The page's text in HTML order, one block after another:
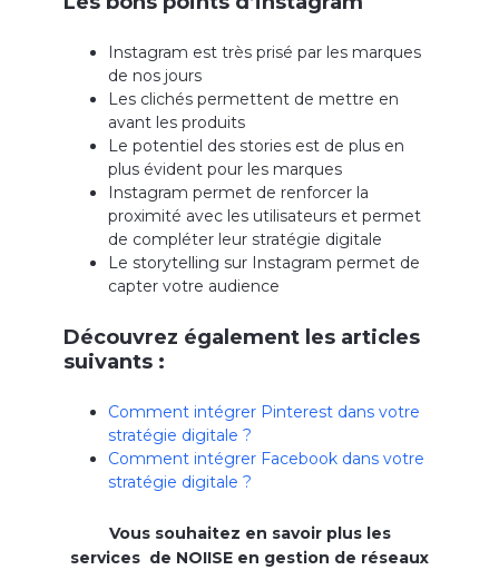
Instagram est très prisé par les marques
de nos jours
Les clichés permettent de mettre en
avant les produits
Le potentiel des stories est de plus en
plus évident pour les marques
Instagram permet de renforcer la
proximité avec les utilisateurs et permet
de compléter leur stratégie digitale
Le storytelling sur Instagram permet de
capter votre audience
Découvrez également les articles
suivants :
Comment intégrer Pinterest dans votre
stratégie digitale ?
Comment intégrer Facebook dans votre
stratégie digitale ?
Vous souhaitez en savoir plus les
services de NOIISE en gestion de réseaux